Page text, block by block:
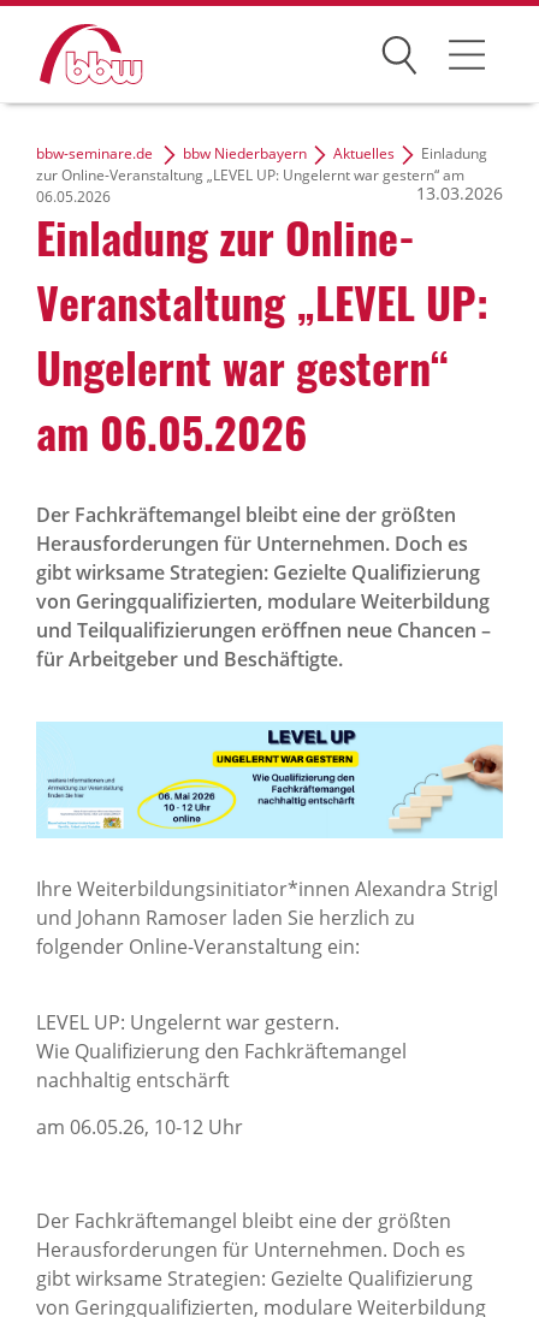
Suchen
Weiterbildung
Kongresse
Förderungen
Projekte
Über uns
bbw-seminare.de bbw Niederbayern Aktuelles
Einladung
zur Online-Veranstaltung „LEVEL UP: Ungelernt war gestern“ am
06.05.2026
Einladung zur Online-
Veranstaltung „LEVEL UP:
Ungelernt war gestern“
am 06.05.2026
13.03.2026
Der Fachkräftemangel bleibt eine der größten
Herausforderungen für Unternehmen. Doch es
gibt wirksame Strategien: Gezielte Qualifizierung
von Geringqualifizierten, modulare Weiterbildung
und Teilqualifizierungen eröffnen neue Chancen –
für Arbeitgeber und Beschäftigte.
Ihre Weiterbildungsinitiator*innen Alexandra Strigl
und Johann Ramoser laden Sie herzlich zu
folgender Online-Veranstaltung ein:
LEVEL UP: Ungelernt war gestern.
Wie Qualifizierung den Fachkräftemangel
nachhaltig entschärft
am 06.05.26, 10-12 Uhr
Der Fachkräftemangel bleibt eine der größten
Herausforderungen für Unternehmen. Doch es
gibt wirksame Strategien: Gezielte Qualifizierung
von Geringqualifizierten, modulare Weiterbildung